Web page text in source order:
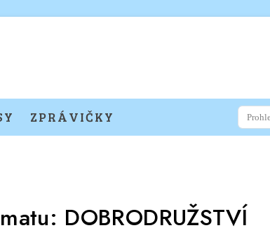
ZPRÁVIČKY
DOBRODRUŽSTVÍ